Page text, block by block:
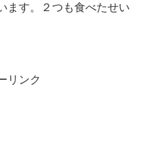
ます。２つも食べたせい
リンク